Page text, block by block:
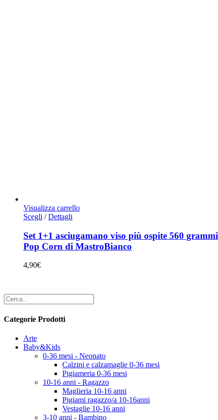
Visualizza carrello
Scegli Questo
ha
più
varianti.
scelte
nella
del
/ Dettagli
Set 1+1 asciugamano viso più ospite 560
Pop Corn di MastroBianco
4,90€
Categorie Prodotti
Arte
Baby&Kids
0-36 mesi - Neonato
Calzini e calzamaglie 0-36 mesi
Pigiameria 0-36 mesi
10-16 anni - Ragazzo
Maglieria 10-16 anni
Pigiami ragazzo/a 10-16anni
Vestaglie 10-16 anni
3-10 anni - Bambino